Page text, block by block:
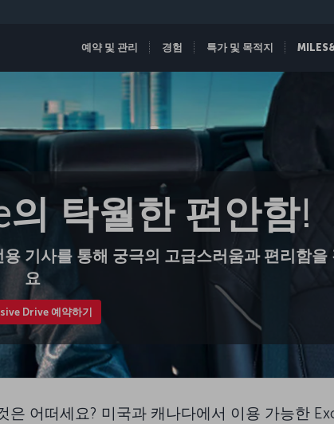
예약 및 관리 경험 특가 및 목적지
탁월한 편안함!
기사를 통해 궁극의 고급스러움과 편리함을
요
Drive 예약하기
어떠세요? 미국과 캐나다에서 이용 가능한